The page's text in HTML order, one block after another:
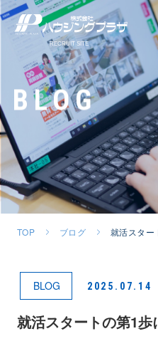
BLOG
TOP ブログ 就活スター
BLOG 2025.07.14
就活スタートの第1歩